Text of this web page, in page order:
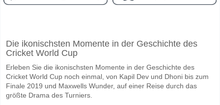
Das Spiel zwischen San Antonio Bulo Bulo v ABB 12 June 2026 20:00.
San Antonio Bulo Bulo für den Gewinner den Spiel, mit einer
Werden beide Teams im Spiel punkten San Antonio
Die ikonischsten Momente in der Geschichte des
Cricket World Cup
Erleben Sie die ikonischsten Momente in der Geschichte des
Cricket World Cup noch einmal, von Kapil Dev und Dhoni bis zum
Finale 2019 und Maxwells Wunder, auf einer Reise durch das
größte Drama des Turniers.